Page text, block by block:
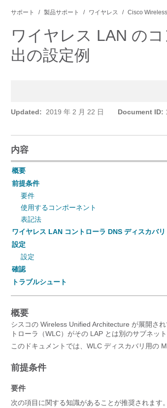
サポート 製品サポート ワイヤレス Cisco
ワイヤレス LAN の
出の設定例
Updated: 2019 年 2 月 22 日 Document ID:
内容
概要
前提条件
要件
使用するコンポーネント
表記法
ワイヤレス LAN コントローラ DNS ディスカバリ
設定
設定
確認
トラブルシュート
概要
シスコの Wireless Unified Architecture が展開さ
トローラ（WLC）がその LAP とは別のサブネッ
このドキュメントでは、WLC ディスカバリ用の
前提条件
要件
次の項目に関する知識があることが推奨されます。